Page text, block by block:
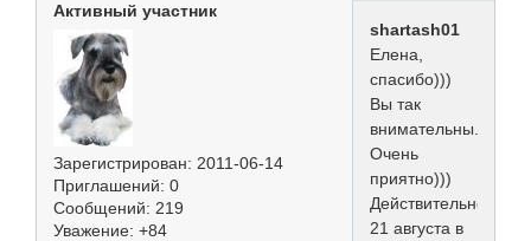
Активный участник
Зарегистрирован: 2011-06-14
Приглашений: 0
Сообщений: 219
Уважение: +84
shartash01
Елена,
спасибо)))
Вы так
внимательны.
Очень
приятно)))
Действительно,
21 августа в